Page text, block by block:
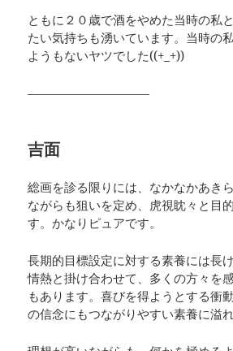
ともに２０歳で酒をやめた当時の私
たい気持ちも湧いています。当時の
ようもないヤツでした((+_+))
——————————
吉面
総画を診る限りには、なかなかあき
ながらも狙いを定め、虎視眈々と目
す。かなりピュアです。
長期的目標設定に対する素養には長
情熱と掛け合わせて、多くの方々を
もあります。喜びを得ようとする衝
の信念にもつながりやすい素養に溢れ